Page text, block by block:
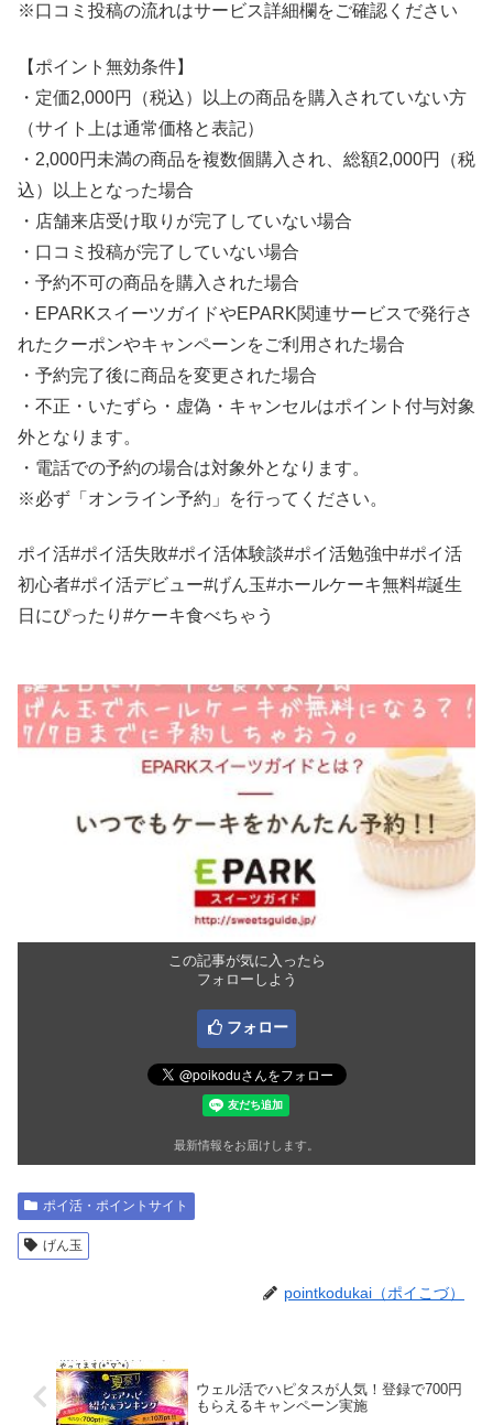
※口コミ投稿の流れはサービス詳細欄をご確認ください
【ポイント無効条件】
・定価2,000円（税込）以上の商品を購入されていない方
（サイト上は通常価格と表記）
・2,000円未満の商品を複数個購入され、総額2,000円（税
込）以上となった場合
・店舗来店受け取りが完了していない場合
・口コミ投稿が完了していない場合
・予約不可の商品を購入された場合
・EPARKスイーツガイドやEPARK関連サービスで発行さ
れたクーポンやキャンペーンをご利用された場合
・予約完了後に商品を変更された場合
・不正・いたずら・虚偽・キャンセルはポイント付与対象
外となります。
・電話での予約の場合は対象外となります。
※必ず「オンライン予約」を行ってください。
ポイ活#ポイ活失敗#ポイ活体験談#ポイ活勉強中#ポイ活
初心者#ポイ活デビュー#げん玉#ホールケーキ無料#誕生
日にぴったり#ケーキ食べちゃう
この記事が気に入ったら
フォローしよう
フォロー
最新情報をお届けします。
ポイ活・ポイントサイト
げん玉
pointkodukai（ポイこづ）
ウェル活でハピタスが人気！登録で700円
もらえるキャンペーン実施